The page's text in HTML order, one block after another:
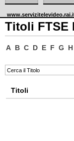
Titoli FTSE
A B C D E F G H
Titoli